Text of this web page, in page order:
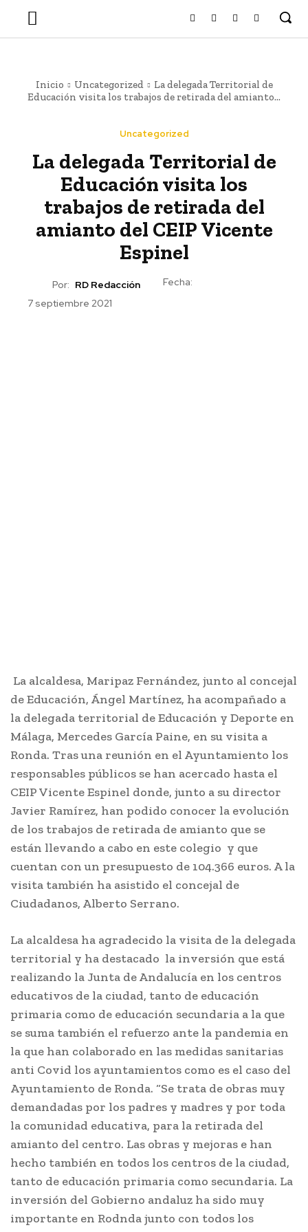
Inicio Uncategorized
La delegada Territorial de
Educación visita los trabajos de retirada del amianto...
Uncategorized
La delegada Territorial de
Educación visita los
trabajos de retirada del
amianto del CEIP Vicente
Espinel
Por: RD Redacción
Fecha:
7 septiembre 2021
La alcaldesa, Maripaz Fernández, junto al concejal
de Educación, Ángel Martínez, ha acompañado a
la delegada territorial de Educación y Deporte en
Málaga, Mercedes García Paine, en su visita a
Ronda. Tras una reunión en el Ayuntamiento los
responsables públicos se han acercado hasta el
CEIP Vicente Espinel donde, junto a su director
Javier Ramírez, han podido conocer la evolución
de los trabajos de retirada de amianto que se
están llevando a cabo en este colegio y que
cuentan con un presupuesto de 104.366 euros. A la
visita también ha asistido el concejal de
Ciudadanos, Alberto Serrano.
La alcaldesa ha agradecido la visita de la delegada
territorial y ha destacado la inversión que está
realizando la Junta de Andalucía en los centros
educativos de la ciudad, tanto de educación
primaria como de educación secundaria a la que
se suma también el refuerzo ante la pandemia en
la que han colaborado en las medidas sanitarias
anti Covid los ayuntamientos como es el caso del
Ayuntamiento de Ronda. “Se trata de obras muy
demandadas por los padres y madres y por toda
la comunidad educativa, para la retirada del
amianto del centro. Las obras y mejoras e han
hecho también en todos los centros de la ciudad,
tanto de educación primaria como secundaria. La
inversión del Gobierno andaluz ha sido muy
importante en Rodnda junto con todos los